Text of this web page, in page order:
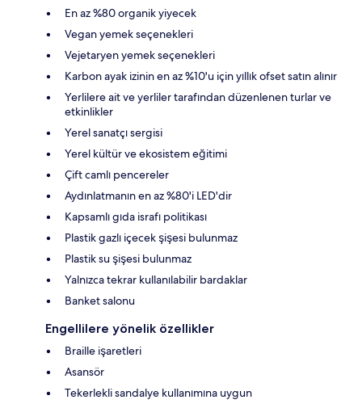
En az %80 organik yiyecek
Vegan yemek seçenekleri
Vejetaryen yemek seçenekleri
Karbon ayak izinin en az %10'u için yıllık ofset satın alınır
Yerlilere ait ve yerliler tarafından düzenlenen turlar ve
etkinlikler
Yerel sanatçı sergisi
Yerel kültür ve ekosistem eğitimi
Çift camlı pencereler
Aydınlatmanın en az %80'i LED'dir
Kapsamlı gıda israfı politikası
Plastik gazlı içecek şişesi bulunmaz
Plastik su şişesi bulunmaz
Yalnızca tekrar kullanılabilir bardaklar
Banket salonu
Engellilere yönelik özellikler
Braille işaretleri
Asansör
Tekerlekli sandalye kullanımına uygun